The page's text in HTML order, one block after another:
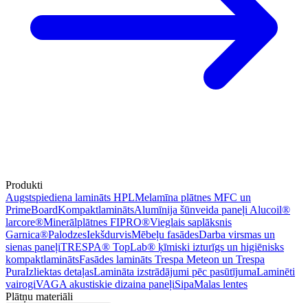
Produkti
Augstspiediena lamināts HPLMelamīna plātnes MFC un
PrimeBoardKompaktlaminātsAlumīnija šūnveida paneļi Alucoil®
larcore®Minerālplātnes FIPRO®Vieglais saplāksnis
Garnica®PalodzesIekšdurvisMēbeļu fasādesDarba virsmas un
sienas paneļiTRESPA® TopLab® ķīmiski izturīgs un higiēnisks
kompaktlaminātsFasādes lamināts Trespa Meteon un Trespa
PuraIzliektas detaļasLamināta izstrādājumi pēc pasūtījumaLaminēti
vairogiVAGA akustiskie dizaina paneļiSipaMalas lentes
Plātņu materiāli